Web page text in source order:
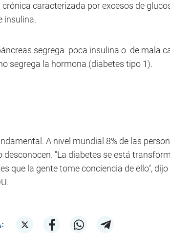
caracterizada por excesos de
insulina.
segrega poca insulina o de mala
segrega la hormona (diabetes tipo 1).
A nivel mundial 8% de las
desconocen. "La diabetes se está
que la gente tome conciencia de ello",